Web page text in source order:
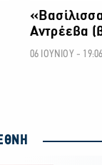
Αντρέεβα
06 ΙΟΥΝΙΟΥ - 19:06